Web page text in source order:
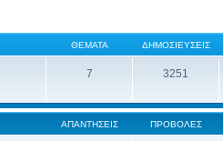
ΘΈΜΑΤΑ ΔΗΜΟΣΙΕΎΣΕΙΣ
7 3251
ΑΠΑΝΤΉΣΕΙΣ ΠΡΟΒΟΛΈΣ